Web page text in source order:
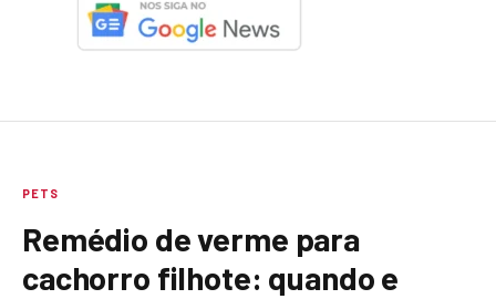
PETS
Remédio de verme para
cachorro filhote: quando e